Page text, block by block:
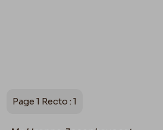
Page 1 Recto : 1